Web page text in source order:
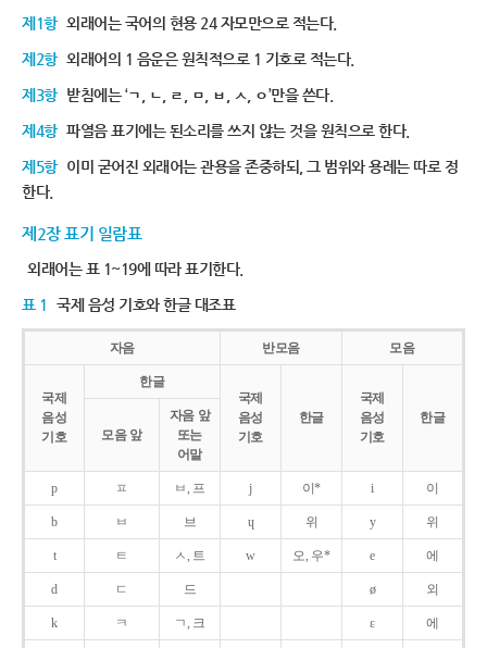
제1항 외래어는 국어의 현용 24 자모만으로 적는다.
제2항 외래어의 1 음운은 원칙적으로 1 기호로 적는다.
제3항 받침에는 ‘ㄱ, ㄴ, ㄹ, ㅁ, ㅂ, ㅅ, ㅇ’만을 쓴다.
제4항 파열음 표기에는 된소리를 쓰지 않는 것을 원칙으로 한다.
제5항 이미 굳어진 외래어는 관용을 존중하되, 그 범위와 용례는 따로 정
한다.
제2장 표기 일람표
외래어는 표 1~19에 따라 표기한다.
표 1 국제 음성 기호와 한글 대조표
자음 반모음 모음
국제
음성
기호
한글
국제
음성
기호
한글
국제
음성
기호
한글
모음 앞
자음 앞
또는
어말
p ㅍ ㅂ, 프 j 이* i 이
b ㅂ 브 ɥ 위 y 위
t ㅌ ㅅ, 트 w 오, 우* e 에
d ㄷ 드 ø 외
k ㅋ ㄱ, 크 ɛ 에